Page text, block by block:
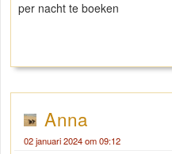
per nacht te boeken
Anna
02 januari 2024 om 09:12